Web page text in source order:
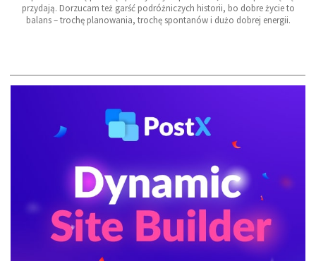
przydają. Dorzucam też garść podróżniczych historii, bo dobre życie to
balans – trochę planowania, trochę spontanów i dużo dobrej energii.